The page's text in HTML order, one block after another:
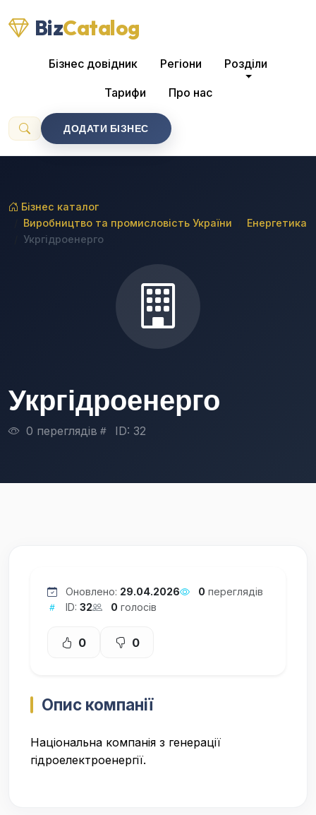
BizCatalog
Бізнес довідник Регіони Розділи
Тарифи Про нас
ДОДАТИ БІЗНЕС
Бізнес каталог
Виробництво та промисловість України
Енергетика
Укргідроенерго
Укргідроенерго
0 переглядів ID: 32
Оновлено: 29.04.2026 0 переглядів
ID: 32 0 голосів
0 0
Опис компанії
Національна компанія з генерації
гідроелектроенергії.